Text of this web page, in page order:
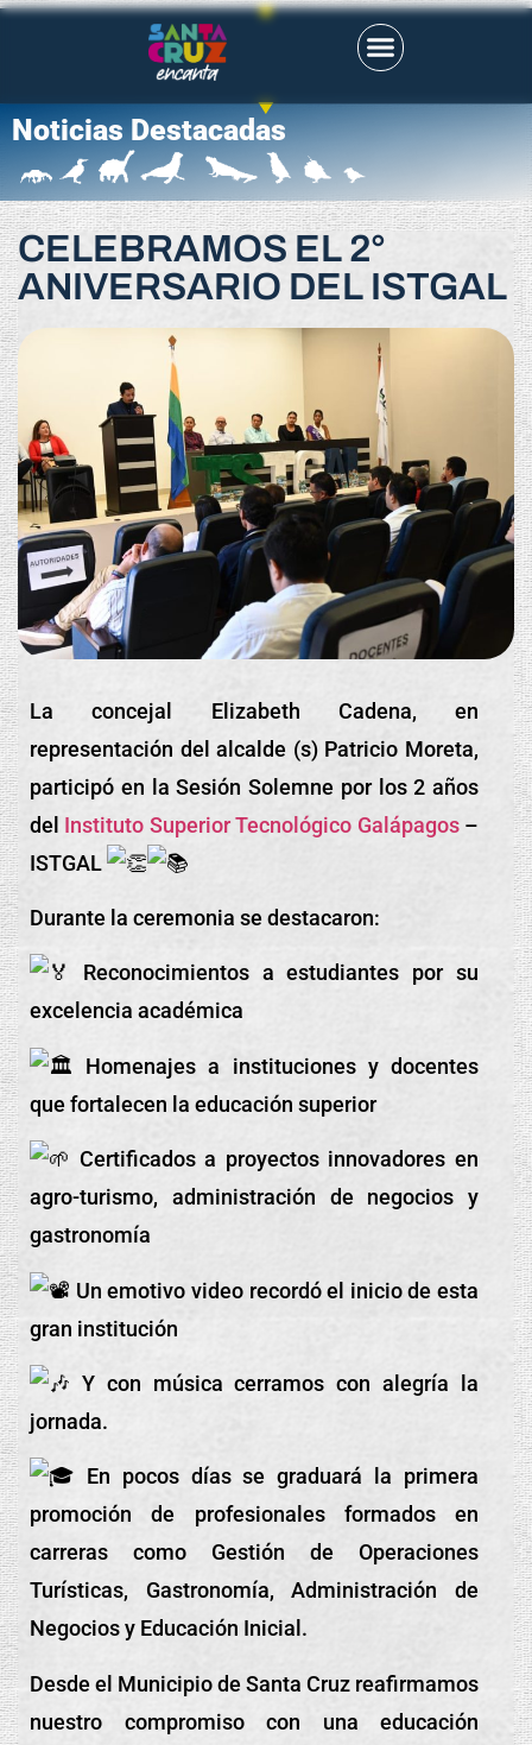
Noticias Destacadas
CELEBRAMOS EL 2°
ANIVERSARIO DEL ISTGAL
Laconcejal Elizabeth Cadena, en
representación del alcalde (s) Patricio Moreta,
participó en la Sesión Solemne por los 2 años
del Instituto Superior Tecnológico Galápagos–
ISTGAL
Durante la ceremonia se destacaron:
Reconocimientos a estudiantes por su
excelencia académica
Homenajes a instituciones y docentes
que fortalecen la educación superior
Certificados a proyectos innovadores en
agro-turismo, administración de negocios y
gastronomía
Un emotivo video recordó el inicio de esta
gran institución
Y con música cerramos con alegría la
jornada.
En pocos días se graduará la primera
promoción de profesionales formados en
carreras como Gestión de Operaciones
Turísticas, Gastronomía, Administración de
Negocios y Educación Inicial.
Desde el Municipio de Santa Cruz reafirmamos
nuestro compromiso con una educación